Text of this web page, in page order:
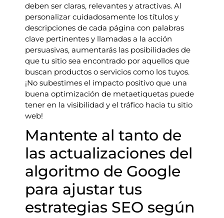
deben ser claras, relevantes y atractivas. Al
personalizar cuidadosamente los títulos y
descripciones de cada página con palabras
clave pertinentes y llamadas a la acción
persuasivas, aumentarás las posibilidades de
que tu sitio sea encontrado por aquellos que
buscan productos o servicios como los tuyos.
¡No subestimes el impacto positivo que una
buena optimización de metaetiquetas puede
tener en la visibilidad y el tráfico hacia tu sitio
web!
Mantente al tanto de
las actualizaciones del
algoritmo de Google
para ajustar tus
estrategias SEO según